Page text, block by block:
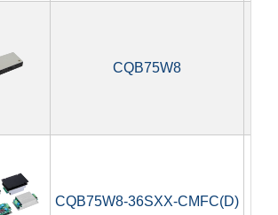
CQB75W8
CQB75W8-36SXX-CMFC(D)